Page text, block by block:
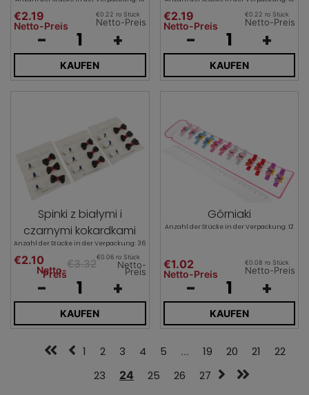
€2.19
Netto-Preis
€0.22 ro Stück
Netto-Preis
- +
KAUFEN
€2.19
Netto-Preis
€0.22 ro Stück
Netto-Preis
- +
KAUFEN
Spinki z białymi i
czarnymi kokardkami
Anzahl der Stücke in der Verpackung: 36
€2.10
Netto-
Preis
€3.32€0.06 ro Stück
Netto-
Preis
- +
KAUFEN
Górniaki
Anzahl der Stücke in der Verpackung: 12
€1.02
Netto-Preis
€0.08 ro Stück
Netto-Preis
- +
KAUFEN
1 2 3 4 5 ... 19 20 21
22
23
24 25 26 27